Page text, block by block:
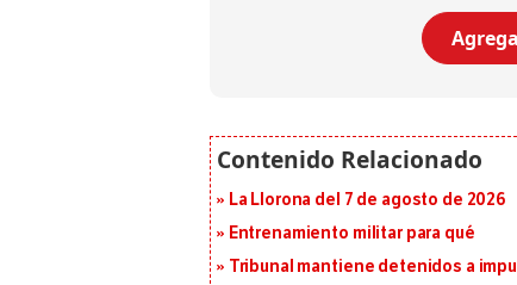
La Llorona del 7 de agosto de 2026
Entrenamiento militar para qué
Tribunal mantiene detenidos a